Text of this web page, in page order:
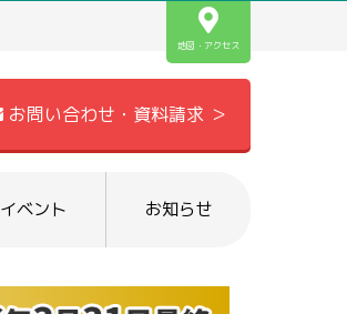
地図・アクセス
お問い合わせ・資料請求 ＞
イベント お知らせ